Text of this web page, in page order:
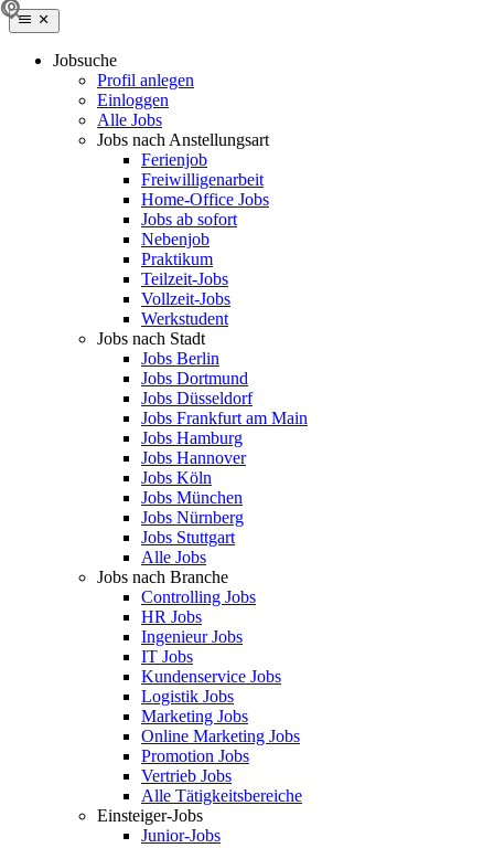
Jobsuche
Profil anlegen
Einloggen
Alle Jobs
Jobs nach Anstellungsart
Ferienjob
Freiwilligenarbeit
Home-Office Jobs
Jobs ab sofort
Nebenjob
Praktikum
Teilzeit-Jobs
Vollzeit-Jobs
Werkstudent
Jobs nach Stadt
Jobs Berlin
Jobs Dortmund
Jobs Düsseldorf
Jobs Frankfurt am Main
Jobs Hamburg
Jobs Hannover
Jobs Köln
Jobs München
Jobs Nürnberg
Jobs Stuttgart
Alle Jobs
Jobs nach Branche
Controlling Jobs
HR Jobs
Ingenieur Jobs
IT Jobs
Kundenservice Jobs
Logistik Jobs
Marketing Jobs
Online Marketing Jobs
Promotion Jobs
Vertrieb Jobs
Alle Tätigkeitsbereiche
Einsteiger-Jobs
Junior-Jobs